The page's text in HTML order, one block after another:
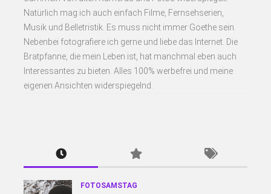
Natürlich mag ich auch einfach Filme, Fernsehserien,
Musik und Belletristik. Es muss nicht immer Goethe sein.
Nebenbei fotografiere ich gerne und liebe das Internet. Die
Bratpfanne, die mein Leben ist, hat manchmal eben auch
Interessantes zu bieten. Alles 100% werbefrei und meine
eigenen Ansichten widerspiegelnd.
FOTOSAMSTAG